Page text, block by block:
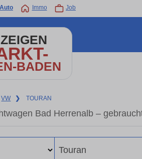
Auto Immo Job
BADEN
VW ❯ TOURAN
Bad Herrenalb –